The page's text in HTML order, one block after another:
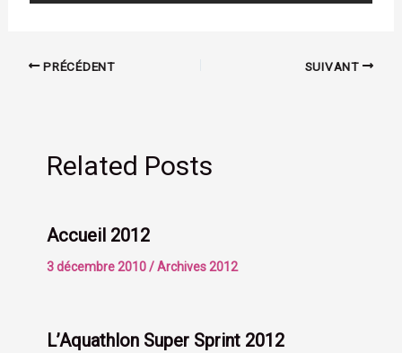
PRÉCÉDENT SUIVANT
Related Posts
Accueil 2012
3 décembre 2010/Archives 2012
L’Aquathlon Super Sprint 2012